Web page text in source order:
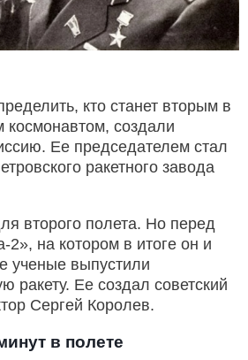
кто станет вторым в
космонавтом, создали
Ее председателем стал
ракетного завода
второго полета. Но перед
2», на котором в итоге он и
ученые выпустили
ракету. Ее создал советский
Сергей Королев.
в полете